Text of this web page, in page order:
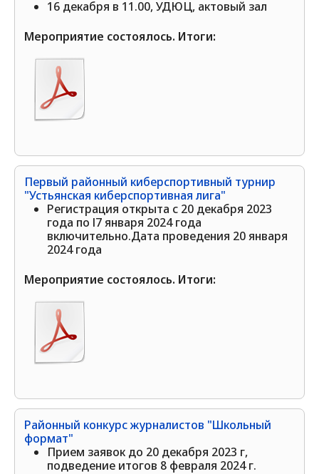
16 декабря в 11.00, УДЮЦ, актовый зал
Мероприятие состоялось. Итоги:
Первый районный киберспортивный турнир
"Устьянская киберспортивная лига"
Регистрация открыта с 20 декабря 2023
года по l7 января 2024 года
включительно.Дата проведения 20 января
2024 года
Мероприятие состоялось. Итоги:
Районный конкурс журналистов "Школьный
формат"
Прием заявок до 20 декабря 2023 г,
подведение итогов 8 февраля 2024 г.